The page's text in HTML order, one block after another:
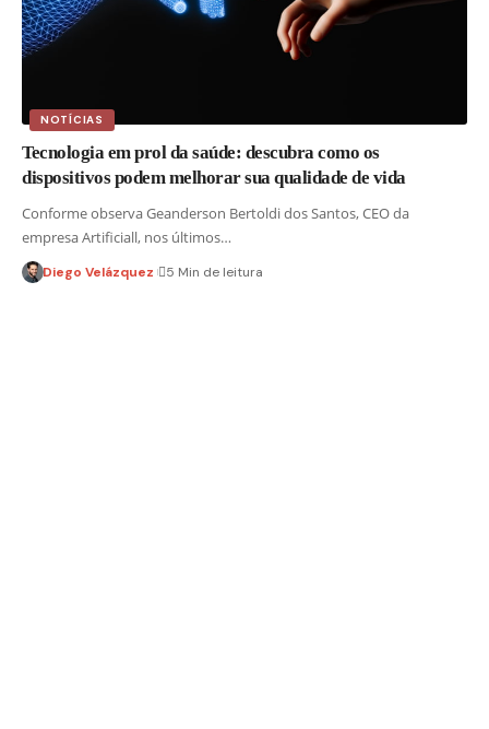
NOTÍCIAS
Tecnologia em prol da saúde: descubra como os
dispositivos podem melhorar sua qualidade de vida
Conforme observa Geanderson Bertoldi dos Santos, CEO da
empresa Artificiall, nos últimos…
Diego Velázquez 5 Min de leitura